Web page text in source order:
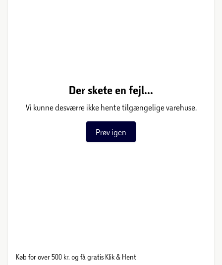
Der skete en fejl...
Vi kunne desværre ikke hente tilgængelige varehuse.
Prøv igen
Køb for over 500 kr. og få gratis Klik & Hent